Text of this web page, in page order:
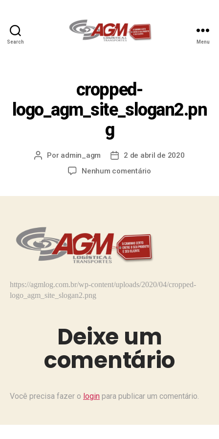
Search Menu
cropped-
logo_agm_site_slogan2.pn
g
Por admin_agm
2 de abril de 2020
Nenhum comentário
https://agmlog.com.br/wp-content/uploads/2020/04/cropped-
logo_agm_site_slogan2.png
Deixe um
comentário
Você precisa fazer o login para publicar um comentário.